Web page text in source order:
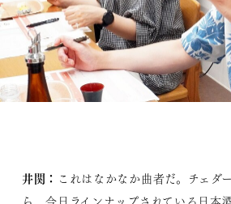
井関： これはなかなか曲者だ。チェダ